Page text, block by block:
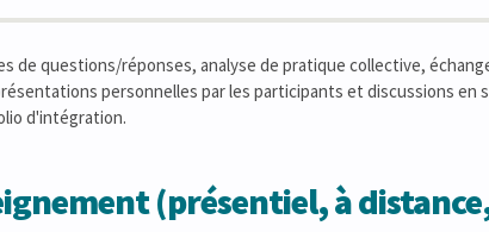
de questions/réponses, analyse de pratique collective,
personnelles par les participants et discussions en
d'intégration.
(présentiel, à